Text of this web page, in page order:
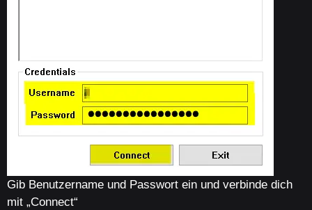
Gib Benutzername und Passwort ein und verbinde dich
mit „Connect“